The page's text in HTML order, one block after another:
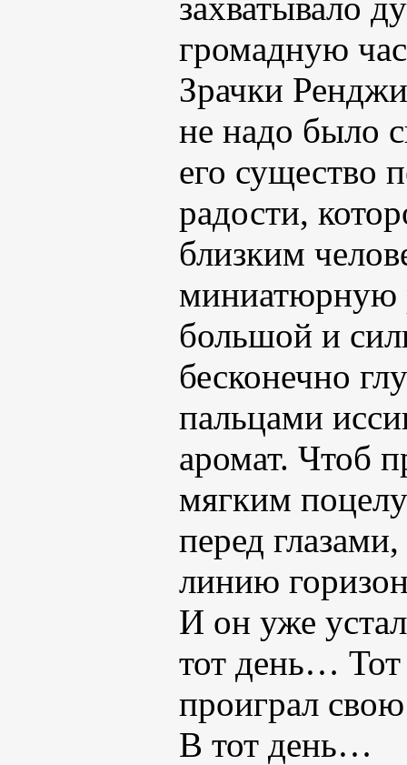
громадную
Зрачки
не надо было
его существо
радости,
близким
миниатюрную
большой и
бесконечно
пальцами
аромат. Чтоб
мягким
перед
линию
И он уже
тот день… Тот
проиграл
В тот день…